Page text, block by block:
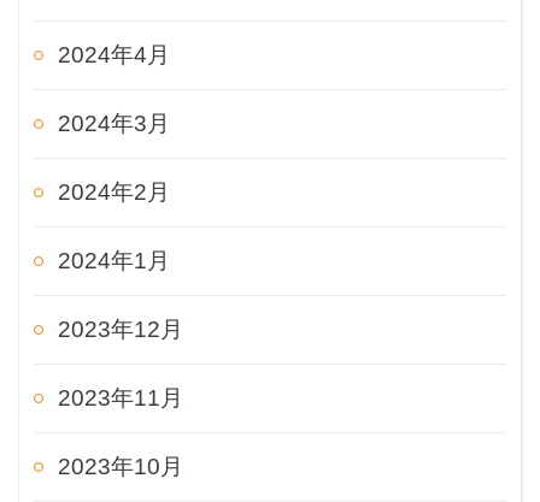
2024年4月
2024年3月
2024年2月
2024年1月
2023年12月
2023年11月
2023年10月